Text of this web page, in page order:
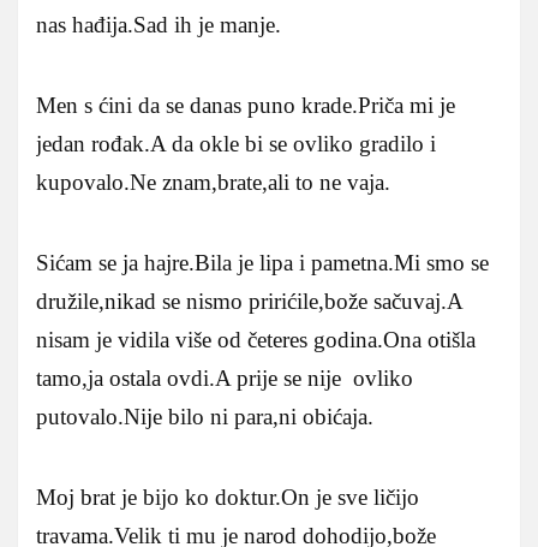
nas hađija.Sad ih je manje.
Men s ćini da se danas puno krade.Priča mi je
jedan rođak.A da okle bi se ovliko gradilo i
kupovalo.Ne znam,brate,ali to ne vaja.
Sićam se ja hajre.Bila je lipa i pametna.Mi smo se
družile,nikad se nismo pririćile,bože sačuvaj.A
nisam je vidila više od četeres godina.Ona otišla
tamo,ja ostala ovdi.A prije se nije ovliko
putovalo.Nije bilo ni para,ni obićaja.
Moj brat je bijo ko doktur.On je sve ličijo
travama.Velik ti mu je narod dohodijo,bože